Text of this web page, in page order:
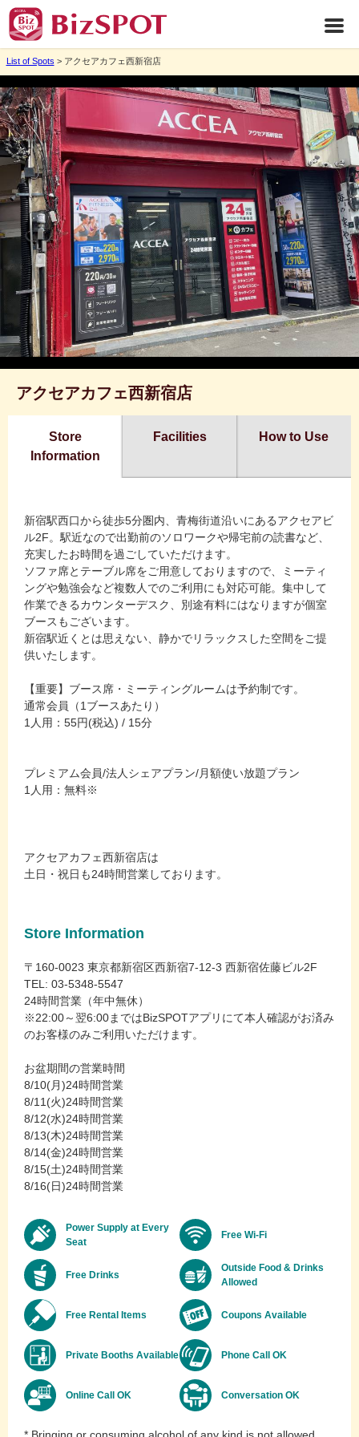
List of Spots > アクセアカフェ西新宿店
アクセアカフェ西新宿店
Store
Information
Facilities How to Use
新宿駅西口から徒歩5分圏内、青梅街道沿いにあるアクセアビ
ル2F。駅近なので出勤前のソロワークや帰宅前の読書など、
充実したお時間を過ごしていただけます。
ソファ席とテーブル席をご用意しておりますので、ミーティ
ングや勉強会など複数人でのご利用にも対応可能。集中して
作業できるカウンターデスク、別途有料にはなりますが個室
ブースもございます。
新宿駅近くとは思えない、静かでリラックスした空間をご提
供いたします。
【重要】ブース席・ミーティングルームは予約制です。
通常会員（1ブースあたり）
1人用：55円(税込) / 15分
プレミアム会員/法人シェアプラン/月額使い放題プラン
1人用：無料※
アクセアカフェ西新宿店は
土日・祝日も24時間営業しております。
Store Information
〒160-0023 東京都新宿区西新宿7-12-3 西新宿佐藤ビル2F
TEL: 03-5348-5547
24時間営業（年中無休）
※22:00～翌6:00まではBizSPOTアプリにて本人確認がお済み
のお客様のみご利用いただけます。
お盆期間の営業時間
8/10(月)24時間営業
8/11(火)24時間営業
8/12(水)24時間営業
8/13(木)24時間営業
8/14(金)24時間営業
8/15(土)24時間営業
8/16(日)24時間営業
Power Supply at Every
Seat
Free Wi-Fi
Free Drinks
Outside Food & Drinks
Allowed
Free Rental Items Coupons Available
Private Booths Available Phone Call OK
Online Call OK Conversation OK